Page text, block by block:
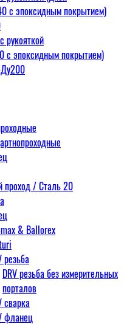
с эпоксидным покрытием)
рукояткой
с эпоксидным покрытием)
проход / Cталь 20
& Ballorex
резьба
DRV резьба без измерительных
порталов
сварка
фланец